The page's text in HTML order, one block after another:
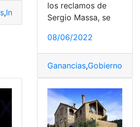
,Inversión Política Trabajo
los reclamos de
Sergio Massa, se
08/06/2022
Ganancias,Gobierno